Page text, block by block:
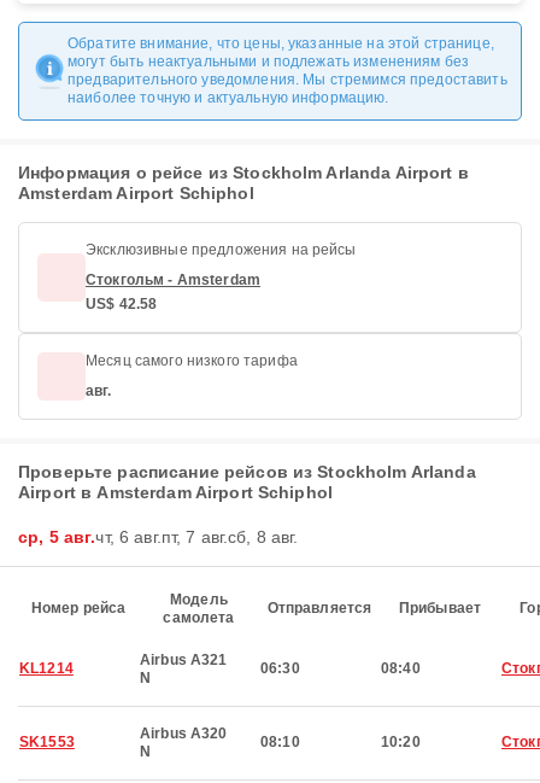
Обратите внимание, что цены, указанные на этой странице,
могут быть неактуальными и подлежать изменениям без
предварительного уведомления. Мы стремимся предоставить
наиболее точную и актуальную информацию.
Информация о рейсе из Stockholm Arlanda Airport в
Amsterdam Airport Schiphol
Эксклюзивные предложения на рейсы
Стокгольм - Amsterdam
US$ 42.58
Месяц самого низкого тарифа
авг.
Проверьте расписание рейсов из Stockholm Arlanda
Airport в Amsterdam Airport Schiphol
ср, 5 авг.чт, 6 авг.пт, 7 авг.сб, 8 авг.
Номер рейса
Модель
самолета
Отправляется Прибывает
KL1214
Airbus A321
N
06:30 08:40
SK1553
Airbus A320
N
08:10 10:20